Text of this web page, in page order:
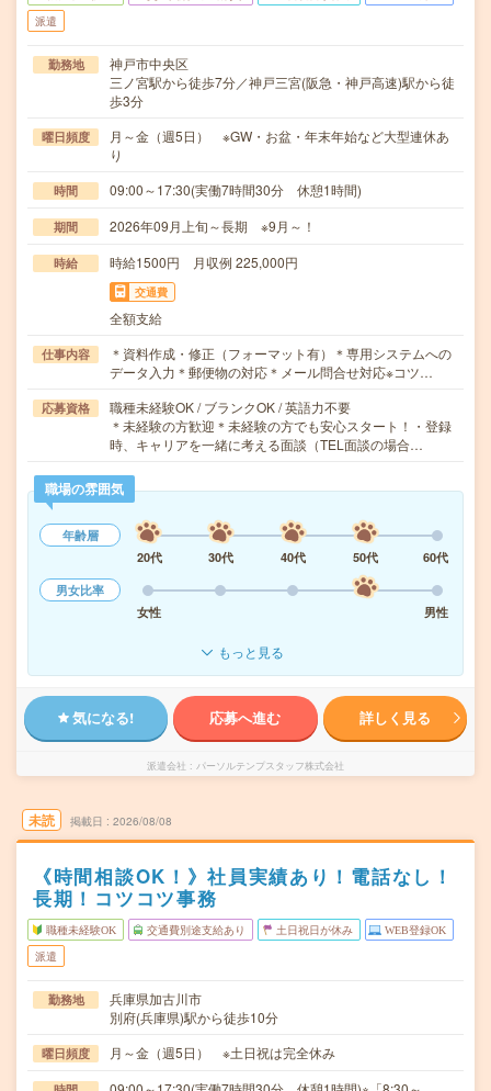
派遣
勤務地
神戸市中央区
三ノ宮駅から徒歩7分／神戸三宮(阪急・神戸高速)駅から徒
歩3分
曜日頻度
月～金（週5日） ※GW・お盆・年末年始など大型連休あ
り
時間 09:00～17:30(実働7時間30分 休憩1時間)
期間 2026年09月上旬～長期 ※9月～！
時給 時給1500円 月収例 225,000円
交通費
全額支給
仕事内容
＊資料作成・修正（フォーマット有）＊専用システムへの
データ入力＊郵便物の対応＊メール問合せ対応※コツ…
応募資格
職種未経験OK / ブランクOK / 英語力不要
＊未経験の方歓迎＊未経験の方でも安心スタート！・登録
時、キャリアを一緒に考える面談（TEL面談の場合…
職場の雰囲気
年齢層
20代
30代 40代 50代
60代
男女比率
女性
男性
もっと見る
気になる! 応募へ進む 詳しく見る
派遣会社 パーソルテンプスタッフ株式会社
未読 掲載日 2026/08/08
《時間相談OK！》社員実績あり！電話なし！
長期！コツコツ事務
職種未経験OK 交通費別途支給あり 土日祝日が休み WEB登録OK
派遣
勤務地
兵庫県加古川市
別府(兵庫県)駅から徒歩10分
曜日頻度 月～金（週5日） ※土日祝は完全休み